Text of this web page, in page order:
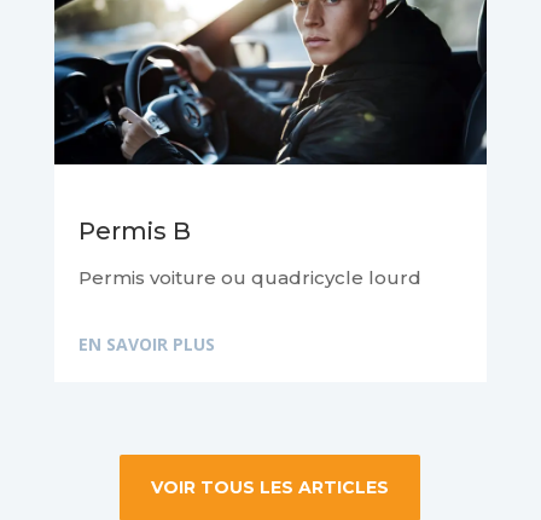
Permis B
Permis voiture ou quadricycle lourd
EN SAVOIR PLUS
VOIR TOUS LES ARTICLES